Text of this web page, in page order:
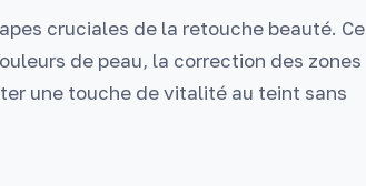
cruciales de la retouche beauté. Ce
de peau, la correction des zones
une touche de vitalité au teint sans